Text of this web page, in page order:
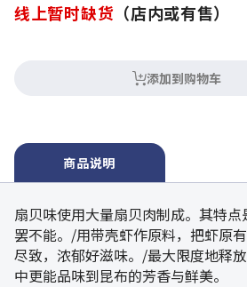
线上暂时缺货 （店内或有售）
添加到购物车
商品说明
扇贝味使用大量扇贝肉制成。其特
罢不能。/用带壳虾作原料，把虾原
尽致，浓郁好滋味。/最大限度地释
中更能品味到昆布的芳香与鲜美。